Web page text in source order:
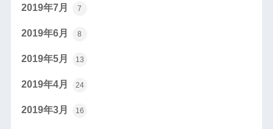
2019年7月 7
2019年6月 8
2019年5月 13
2019年4月 24
2019年3月 16